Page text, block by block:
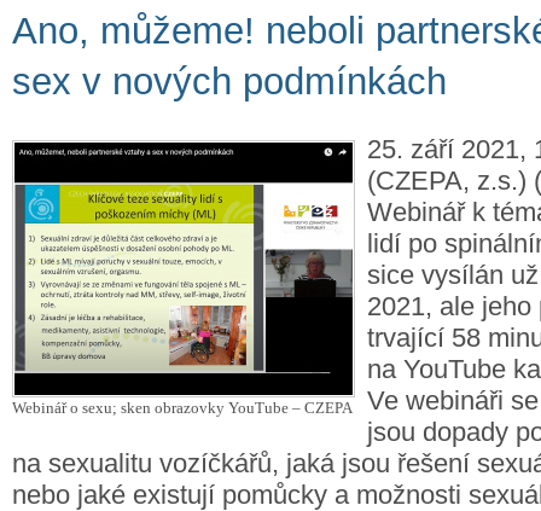
Ano, můžeme! neboli
sex v nových podmínkách
Webinář o sexu; sken obrazovky YouTube – CZEPA
25. září 2021,
(CZEPA, z.s.)
Webinář k
lidí po
sice vysílán
2021, ale jeho
trvající 58
na YouTube
Ve webináři
jsou dopady
na sexualitu vozíčkářů, jaká jsou řešení
nebo jaké existují pomůcky a možnosti